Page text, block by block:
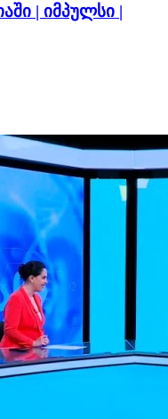
| იმპულსი |